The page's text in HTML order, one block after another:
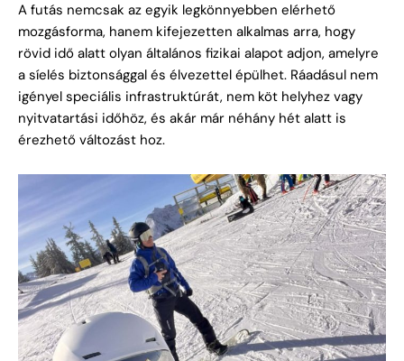
A futás nemcsak az egyik legkönnyebben elérhető
mozgásforma, hanem kifejezetten alkalmas arra, hogy
rövid idő alatt olyan általános fizikai alapot adjon, amelyre
a síelés biztonsággal és élvezettel épülhet. Ráadásul nem
igényel speciális infrastruktúrát, nem köt helyhez vagy
nyitvatartási időhöz, és akár már néhány hét alatt is
érezhető változást hoz.